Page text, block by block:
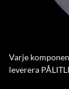
Varje
leverera